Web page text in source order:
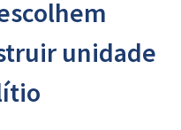
unidade